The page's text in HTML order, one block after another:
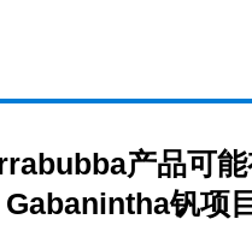
产品可
Gabanintha钒项